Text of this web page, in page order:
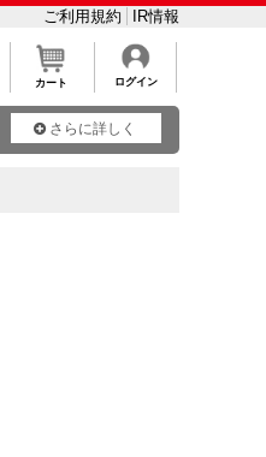
ご利用規約 IR情報
カート ログイン
さらに詳しく